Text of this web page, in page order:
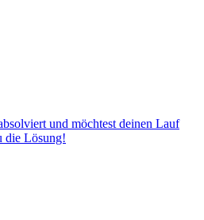
und möchtest deinen Lauf
die Lösung!